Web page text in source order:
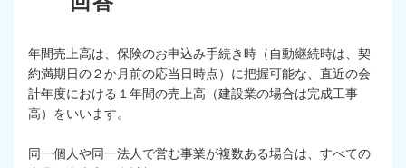
年間売上高は、保険のお申込み手続き時（自動継続時は、契
約満期日の２か月前の応当日時点）に把握可能な、直近の会
計年度における１年間の売上高（建設業の場合は完成工事
高）をいいます。
同一個人や同一法人で営む事業が複数ある場合は、すべての